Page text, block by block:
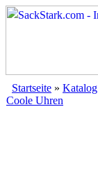
Startseite » Katalog
Coole Uhren